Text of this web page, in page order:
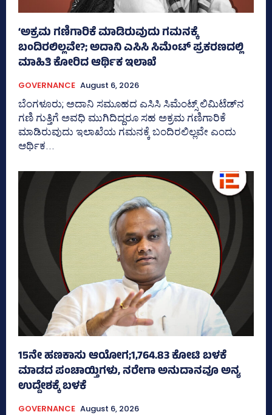
‘ಅಕ್ರಮ ಗಣಿಗಾರಿಕೆ ಮಾಡಿರುವುದು ಗಮನಕ್ಕೆ
ಬಂದಿರಲಿಲ್ಲವೇ?; ಅದಾನಿ ಎಸಿಸಿ ಸಿಮೆಂಟ್ ಪ್ರಕರಣದಲ್ಲಿ
ಮಾಹಿತಿ ಕೋರಿದ ಆರ್ಥಿಕ ಇಲಾಖೆ
GOVERNANCE August 6, 2026
ಬೆಂಗಳೂರು; ಅದಾನಿ ಸಮೂಹದ ಎಸಿಸಿ ಸಿಮೆಂಟ್ಸ್‌ ಲಿಮಿಟೆಡ್‌ನ
ಗಣಿ ಗುತ್ತಿಗೆ ಅವಧಿ ಮುಗಿದಿದ್ದರೂ ಸಹ ಅಕ್ರಮ ಗಣಿಗಾರಿಕೆ
ಮಾಡಿರುವುದು ಇಲಾಖೆಯ ಗಮನಕ್ಕೆ ಬಂದಿರಲಿಲ್ಲವೇ ಎಂದು
ಆರ್ಥಿಕ...
15ನೇ ಹಣಕಾಸು ಆಯೋಗ;1,764.83 ಕೋಟಿ ಬಳಕೆ
ಮಾಡದ ಪಂಚಾಯ್ತಿಗಳು, ನರೇಗಾ ಅನುದಾನವೂ ಅನ್ಯ
ಉದ್ದೇಶಕ್ಕೆ ಬಳಕೆ
GOVERNANCE August 6, 2026